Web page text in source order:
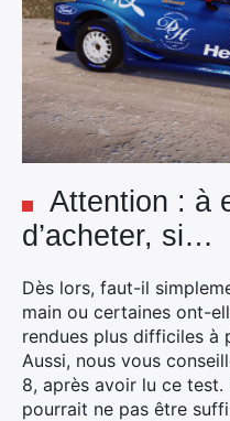
Attention : à
d’acheter, si…
Dès lors, faut-il
main ou certaines ont-
rendues plus difficiles à
Aussi, nous vous
8, après avoir lu ce
pourrait ne pas être